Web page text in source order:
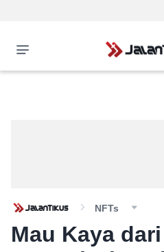
NFTs
Mau Kaya